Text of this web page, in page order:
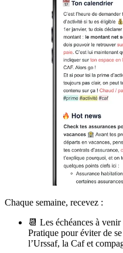
Chaque semaine, recevez :
📆 Les échéances à
Pratique pour éviter de
l’Urssaf, la Caf et